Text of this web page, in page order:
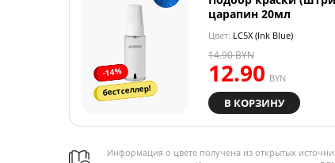
-14%
бестселлер!
царапин 20мл
Цвет: LC5X (Ink Blue)
12.90 BYN
14.90BYN
В КОРЗИНУ
Информация о цвете получена из открытых